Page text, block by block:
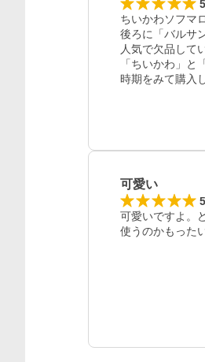
ちいかわソフマ
後ろに「バルサ
人気で欠品して
「ちいかわ」
可愛い
可愛いですよ。
使うのかもった